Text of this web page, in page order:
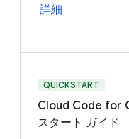
詳細
QUICKSTART
Cloud Code for
スタート ガイド